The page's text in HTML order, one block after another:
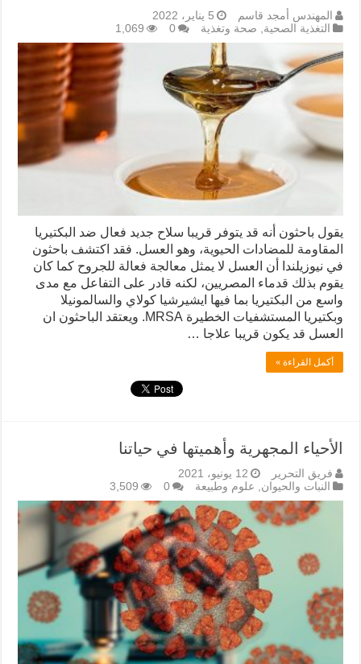
المهندس أمجد قاسم
5 يناير، 2022
التغذية الصحية
صحة وتغذية 0
1,069
يقول باحثون أنه قد يتوفر قريبا سلاح جدید فعال ضد البكتيريا
المقاومة للمضادات الحيوية، وهو العسل. فقد اكتشف باحثون
في نيوزيلندا أن العسل لا يمثل معالجة فعالة للجروح كما كان
يقوم بذلك قدماء المصريين، لكنه قادر على التفاعل مع مدى
واسع من البكتيريا بما فيها ایشيرشيا كولاي والسالمونيلا
وبكتيريا المستشفيات الخطيرة MRSA. ويعتقد الباحثون ان
العسل قد يكون قريبا علاجا …
أكمل القراءة »
الأحياء المجهرية وأهميتها في حياتنا
فريق التحرير
12 يونيو، 2021
النبات والحيوان
علوم وطبيعة 0
3,509